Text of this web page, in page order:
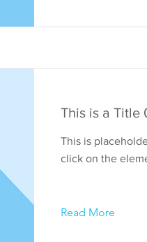
This is a Title
This is
click on the
Read More